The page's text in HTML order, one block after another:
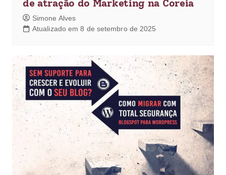
de atração do Marketing na Coreia
Simone Alves
Atualizado em 8 de setembro de 2025